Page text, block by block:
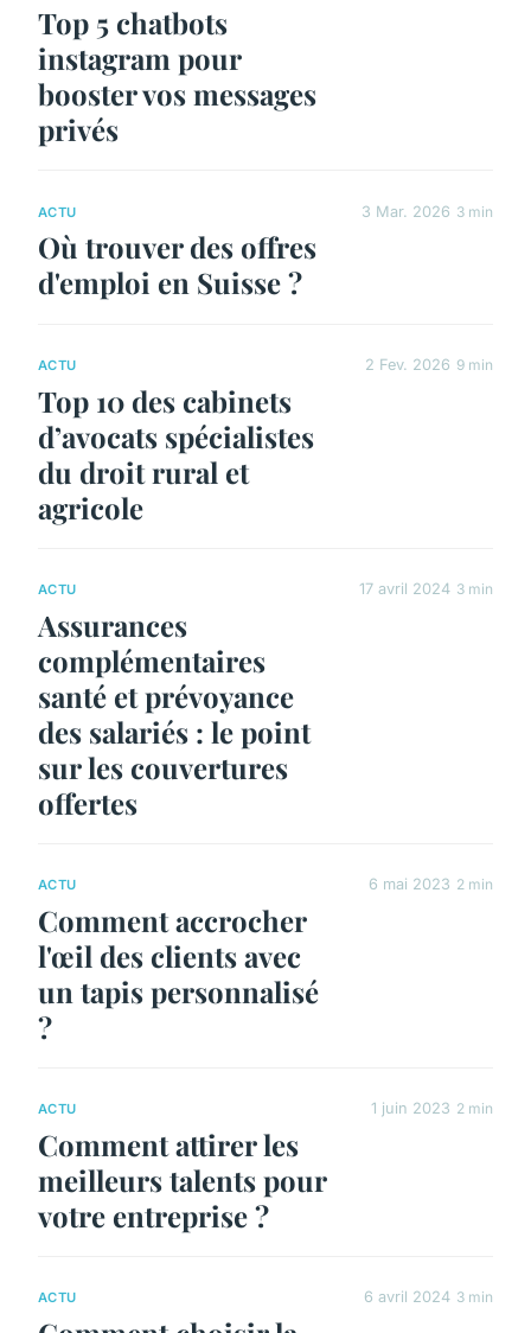
Top 5 chatbots
instagram pour
booster vos messages
privés
ACTU
Où trouver des offres
d'emploi en Suisse ?
3 Mar. 2026 3 min
ACTU
Top 10 des cabinets
d’avocats spécialistes
du droit rural et
agricole
2 Fev. 2026 9 min
ACTU
Assurances
complémentaires
santé et prévoyance
des salariés : le point
sur les couvertures
offertes
17 avril 2024 3 min
ACTU
Comment accrocher
l'œil des clients avec
un tapis personnalisé
?
6 mai 2023 2 min
ACTU
Comment attirer les
meilleurs talents pour
votre entreprise ?
1 juin 2023 2 min
ACTU 6 avril 2024 3 min